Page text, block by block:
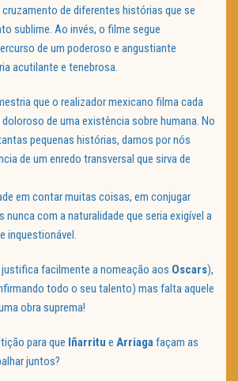
de diferentes histórias que se
sublime. Ao invés, o filme segue
de um poderoso e angustiante
acutilante e tenebrosa.
que o realizador mexicano filma cada
de uma existência sobre humana. No
pequenas histórias, damos por nós
de um enredo transversal que sirva de
em contar muitas coisas, em conjugar
nunca com a naturalidade que seria exigível a
inquestionável.
facilmente a nomeação aos Oscars),
todo o seu talento) mas falta aquele
obra suprema!
para que Iñarritu e Arriagafaçam as
juntos?